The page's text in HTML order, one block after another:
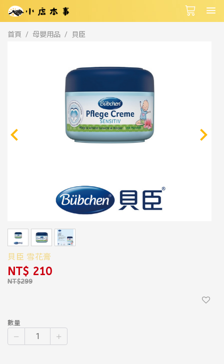
首頁 母嬰用品 貝臣
貝臣 雪花膏
NT$ 210
數量